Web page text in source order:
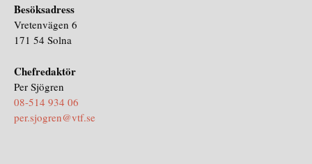
Besöksadress
Vretenvägen 6
171 54 Solna
Chefredaktör
Per Sjögren
08-514 934 06
per.sjogren@vtf.se